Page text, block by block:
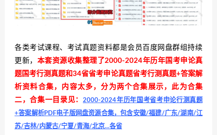
各类考试课程、考试真题资料都是会员百度网盘群组持续
更新， 本套资源收集整理了2000-2024年历年国考申论真
题国考行测真题和34省省考申论真题省考行测真题+答案解
析资料合集，内容太多，分为两个合集展示，此为合集
二，合集一目录见：2000-2024年历年国考省考申论行测真题
+答案解析PDF电子版网盘资源合集，包含安徽/福建/广东/湖南/江
苏/吉林/内蒙古/宁夏/青海/北京…各省